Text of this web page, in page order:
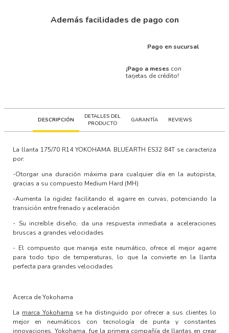
Además facilidades de pago con
Pago en sucursal
¡Pago a meses con
tarjetas de crédito!
DESCRIPCIÓN
DETALLES DEL
PRODUCTO
GARANTÍA REVIEWS
La llanta 175/70 R14 YOKOHAMA BLUEARTH ES32 84T se caracteriza
por:
-Otorgar una duración máxima para cualquier día en la autopista,
gracias a su compuesto Medium Hard (MH)
-Aumenta la rigidez facilitando el agarre en curvas, potenciando la
transición entre frenado y aceleración
- Su increíble diseño, da una respuesta inmediata a aceleraciones
bruscas a grandes velocidades
- El compuesto que maneja este neumático, ofrece el mejor agarre
para todo tipo de temperaturas, lo que la convierte en la llanta
perfecta para grandes velocidades
Acerca de Yokohama
La marca Yokohama se ha distinguido por ofrecer a sus clientes lo
mejor en neumáticos con tecnología de punta y constantes
innovaciones. Yokohama, fue la primera compañía de llantas en crear